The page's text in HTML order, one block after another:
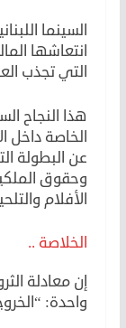
السينما
انتعاشها
التي تجذب
هذا النجاح
الخاصة داخل
عن البطولة
وحقوق
الأفلام
الخلاصة ..
إن معادلة
واحدة: